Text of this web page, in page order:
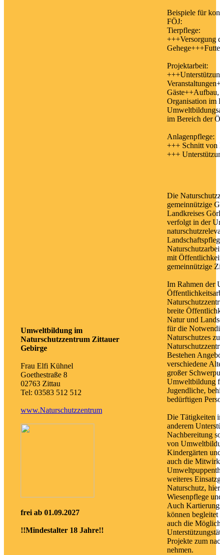
Beispiele für
FÖJ:
Tierpflege:
+++Versorgung
Projektarbeit:
Organisation im
im Bereich der
Anlagenpflege:
+++ Schnitt von
+++
Umweltbildung im
Naturschutzzentrum Zittauer
Gebirge
Frau Elfi Kühnel
Goethestraße 8
02763 Zittau
Tel: 03583 512 512
www.Naturschutzzentrum
frei ab 01.09.2027
!!Mindestalter 18 Jahre!!
Die
gemeinnützige
Landkreises
verfolgt in der
mit
gemeinnützige
Im Rahmen der
breite
Natur und
für die
Naturschutzes
Bestehen
verschiedene
großer
Umweltbildung
Jugendliche,
bedürftigen
Die Tätigkeiten
anderem
Nachbereitung
von
Kindergärten
auch die
weiteres
Naturschutz,
Wiesenpflege
Auch
können
auch die
Projekte zum
nehmen.